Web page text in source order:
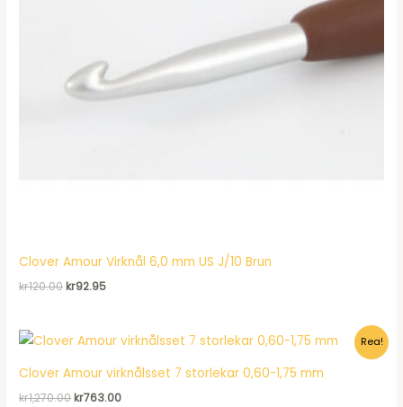
Clover Amour Virknål 6,0 mm US J/10 Brun
kr120.00Det
kr120.00.
kr92.95Det
kr92.95.
Rea!
Clover Amour virknålsset 7 storlekar 0,60-1,75 mm
kr1,270.00Det
kr763.00Det